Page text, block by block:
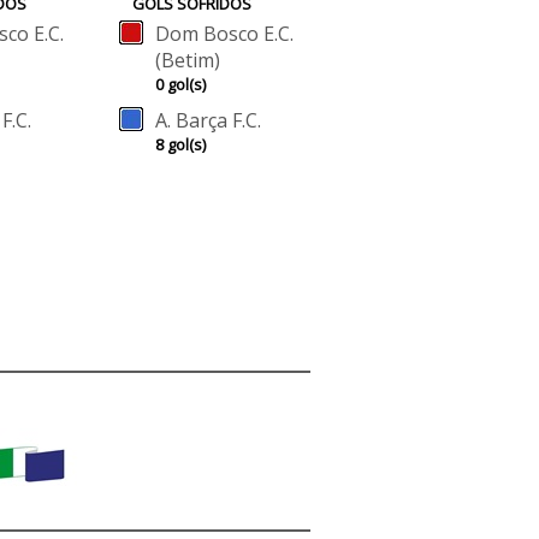
E.C.
Dom Bosco E.C.
(Betim)
0 gol(s)
A. Barça F.C.
8 gol(s)